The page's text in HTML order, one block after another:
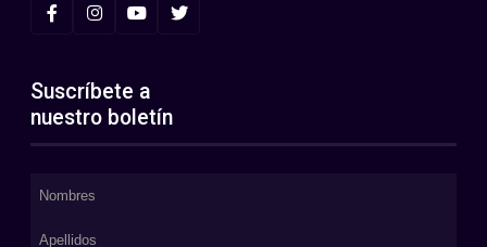
Suscríbete a
nuestro boletín